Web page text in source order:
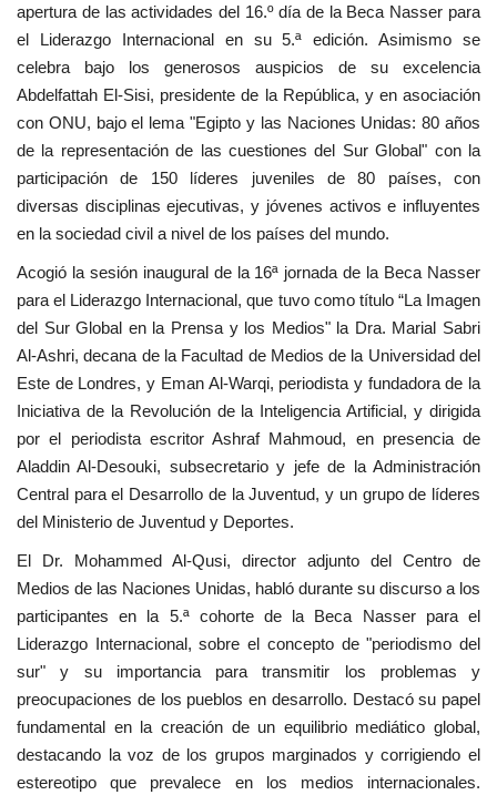
Los patrocinios
Galería
Lengua
English Swahili español
French Arabic
apertura de las actividades del 16.º día de la Beca Nasser para
el Liderazgo Internacional en su 5.ª edición. Asimismo se
celebra bajo los generosos auspicios de su excelencia
Abdelfattah El-Sisi, presidente de la República, y en asociación
con ONU, bajo el lema "Egipto y las Naciones Unidas: 80 años
de la representación de las cuestiones del Sur Global" con la
participación de 150 líderes juveniles de 80 países, con
diversas disciplinas ejecutivas, y jóvenes activos e influyentes
en la sociedad civil a nivel de los países del mundo.
Acogió la sesión inaugural de la 16ª jornada de la Beca Nasser
para el Liderazgo Internacional, que tuvo como título “La Imagen
del Sur Global en la Prensa y los Medios" la Dra. Marial Sabri
Al-Ashri, decana de la Facultad de Medios de la Universidad del
Este de Londres, y Eman Al-Warqi, periodista y fundadora de la
Iniciativa de la Revolución de la Inteligencia Artificial, y dirigida
por el periodista escritor Ashraf Mahmoud, en presencia de
Aladdin Al-Desouki, subsecretario y jefe de la Administración
Central para el Desarrollo de la Juventud, y un grupo de líderes
del Ministerio de Juventud y Deportes.
El Dr. Mohammed Al-Qusi, director adjunto del Centro de
Medios de las Naciones Unidas, habló durante su discurso a los
participantes en la 5.ª cohorte de la Beca Nasser para el
Liderazgo Internacional, sobre el concepto de "periodismo del
sur" y su importancia para transmitir los problemas y
preocupaciones de los pueblos en desarrollo. Destacó su papel
fundamental en la creación de un equilibrio mediático global,
destacando la voz de los grupos marginados y corrigiendo el
estereotipo que prevalece en los medios internacionales.